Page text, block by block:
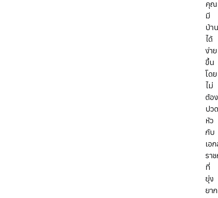
คุณ
มี
บ้า
ได้
ง่าย
ขึ้น
โดย
ไม่
ต้อง
ปวด
หัว
กับ
เอ
รา
ที่
ยุ่ง
ยาก